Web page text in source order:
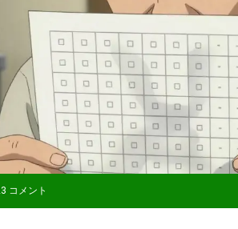
コメント